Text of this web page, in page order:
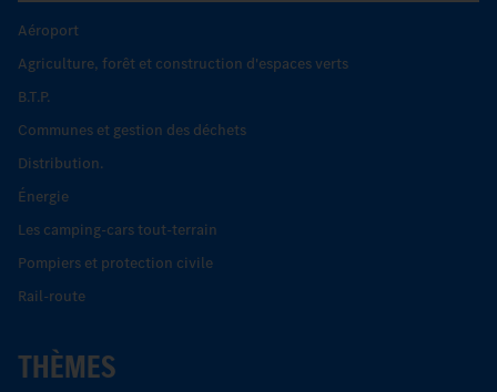
Aéroport
Agriculture, forêt et construction d'espaces verts
B.T.P.
Communes et gestion des déchets
Distribution.
Énergie
Les camping-cars tout-terrain
Pompiers et protection civile
Rail-route
THÈMES